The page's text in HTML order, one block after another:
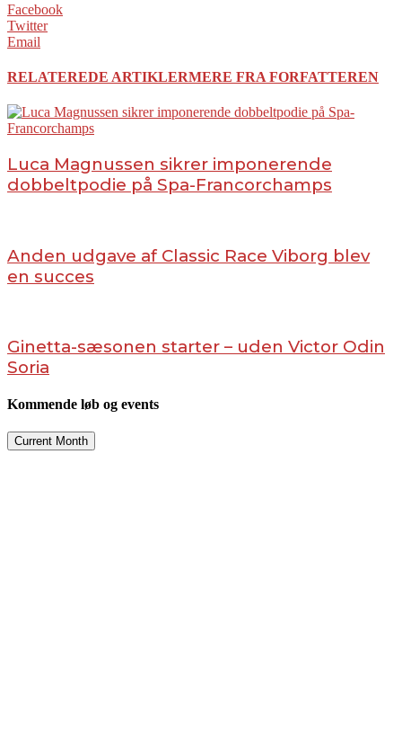
Facebook
Twitter
Email
RELATEREDE ARTIKLERMERE FRA FORFATTEREN
Luca Magnussen sikrer imponerende
dobbeltpodie på Spa-Francorchamps
Anden udgave af Classic Race Viborg blev
en succes
Ginetta-sæsonen starter – uden Victor Odin
Soria
Kommende løb og events
Current Month